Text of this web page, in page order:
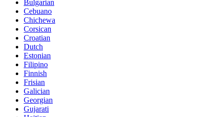
Bulgarian
Cebuano
Chichewa
Corsican
Croatian
Dutch
Estonian
Filipino
Finnish
Frisian
Galician
Georgian
Gujarati